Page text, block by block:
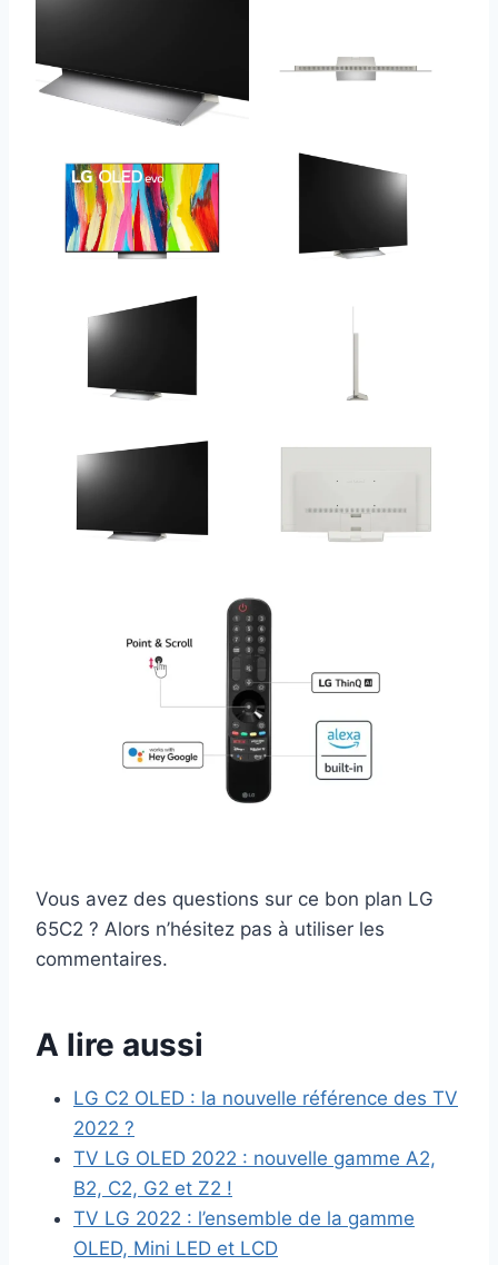
Vous avez des questions sur ce bon plan LG
65C2 ? Alors n’hésitez pas à utiliser les
commentaires.
A lire aussi
LG C2 OLED : la nouvelle référence des TV
2022 ?
TV LG OLED 2022 : nouvelle gamme A2,
B2, C2, G2 et Z2 !
TV LG 2022 : l’ensemble de la gamme
OLED, Mini LED et LCD